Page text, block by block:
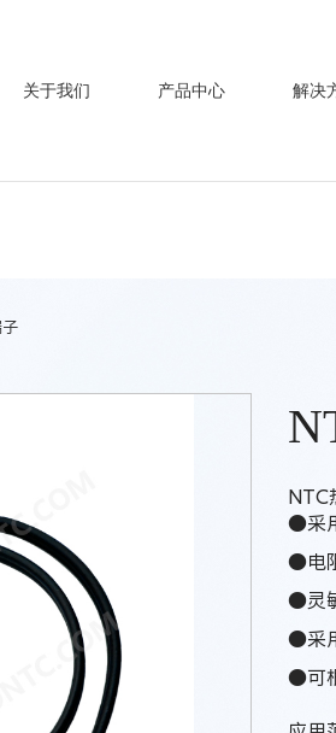
关于我们 产品中心 解决
NTC
●采
●电
●灵
●采
●可